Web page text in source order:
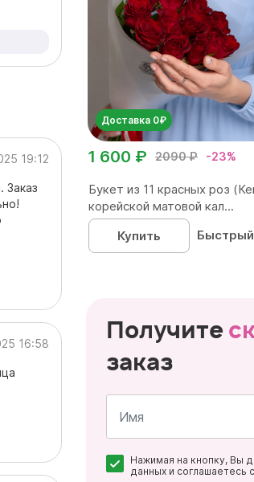
19:12
Заказ
16:58
Доставка 0₽
2090 ₽ -23%
1 600 ₽
Букет из 11 красных роз
корейской матовой кал...
Купить
Быстрый
Получите
заказ
*
Нажимая на кнопку, Вы
данных и соглашаетесь с